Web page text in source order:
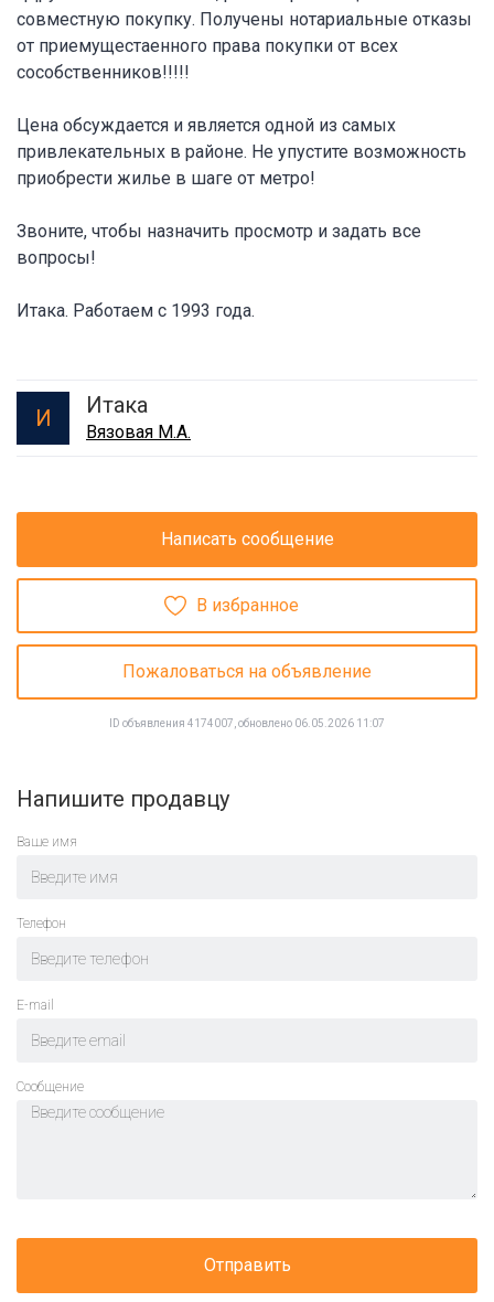
совместную покупку. Получены нотариальные отказы
от приемущестаенного права покупки от всех
сособственников!!!!!
Цена обсуждается и является одной из самых
привлекательных в районе. Не упустите возможность
приобрести жилье в шаге от метро!
Звоните, чтобы назначить просмотр и задать все
вопросы!
Итака. Работаем с 1993 года.
И Итака
Вязовая М.А.
Написать сообщение
В избранное
Пожаловаться на объявление
ID объявления 4174007, обновлено 06.05.2026 11:07
Напишите продавцу
Ваше имя
Телефон
E-mail
Cообщение
Отправить